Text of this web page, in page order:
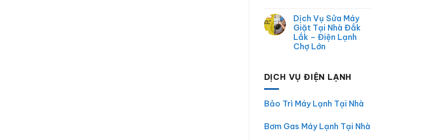
Nhà
TP.HCM
Đắk
Lắk
bình
luận
ở
Sửa
Tủ
Lạnh
Lắk
|
Chợ
Lớn
Tín,
Dịch Vụ Sửa Máy
Giặt Tại Nhà Đắk
Lắk – Điện Lạnh
Chợ Lớn
luận
ở
Sửa
Máy
Nhà
DỊCH VỤ ĐIỆN LẠNH
Bảo Trì Máy Lạnh Tại Nhà
Bơm Gas Máy Lạnh Tại Nhà